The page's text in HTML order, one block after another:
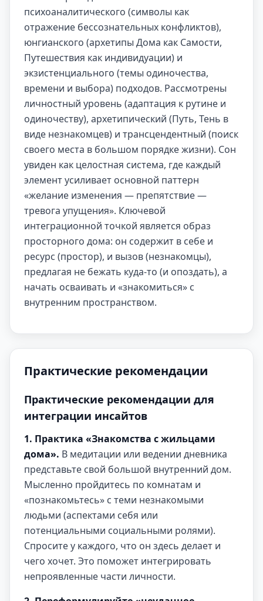
психоаналитического (символы как
отражение бессознательных конфликтов),
юнгианского (архетипы Дома как Самости,
Путешествия как индивидуации) и
экзистенциального (темы одиночества,
времени и выбора) подходов. Рассмотрены
личностный уровень (адаптация к рутине и
одиночеству), архетипический (Путь, Тень в
виде незнакомцев) и трансцендентный (поиск
своего места в большом порядке жизни). Сон
увиден как целостная система, где каждый
элемент усиливает основной паттерн
«желание изменения — препятствие —
тревога упущения». Ключевой
интеграционной точкой является образ
просторного дома: он содержит в себе и
ресурс (простор), и вызов (незнакомцы),
предлагая не бежать куда-то (и опоздать), а
начать осваивать и «знакомиться» с
внутренним пространством.
Практические рекомендации
Практические рекомендации для
интеграции инсайтов
1. Практика «Знакомства с жильцами
дома». В медитации или ведении дневника
представьте свой большой внутренний дом.
Мысленно пройдитесь по комнатам и
«познакомьтесь» с теми незнакомыми
людьми (аспектами себя или
потенциальными социальными ролями).
Спросите у каждого, что он здесь делает и
чего хочет. Это поможет интегрировать
непроявленные части личности.